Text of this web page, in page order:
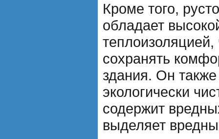
Кроме того,
обладает
теплоизоляцией,
сохранять
здания. Он
экологически
содержит
выделяет